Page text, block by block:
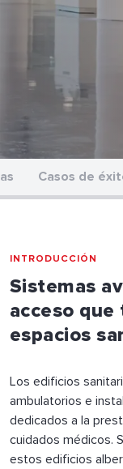
Casos de
INTRODUCCIÓN
Sistemas
acceso
espacios
Los edificios
ambulatorios e
dedicados a la
cuidados médicos.
estos edificios